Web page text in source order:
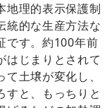
地理的表示保護制
統的な生産方法な
です。約100年前
はじまりとされて
土壌が変化し、
すと、もっちりと